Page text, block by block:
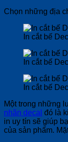
Chọn những địa
In cắt bế
In cắt bế
In cắt bế
Một trong những
nhãn decal đó là
in uy tín sẽ giúp
của sản phẩm.